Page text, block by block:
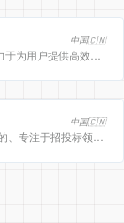
中国🇨🇳
中国🇨🇳